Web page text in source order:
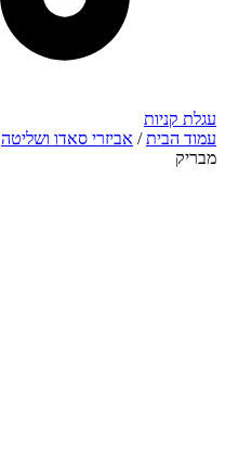
עגלת קניות
עמוד הבית/ אביזרי סאדו ושליטה
מבריק